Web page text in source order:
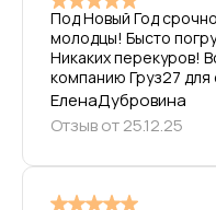
Под Новый Год
молодцы! Бысто
Никаких перекуров!
компанию Груз27
ЕленаДубровина
Отзыв от 25.12.25